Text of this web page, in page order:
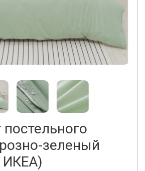
зеленый